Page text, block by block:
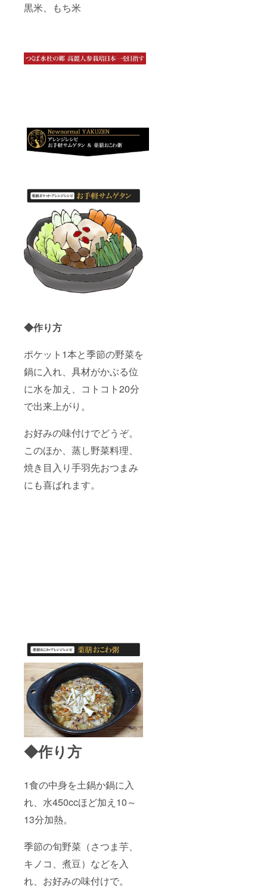
黒米、もち米
◆作り方
ポケット1本と季節の野菜を
鍋に入れ、具材がかぶる位
に水を加え、コトコト20分
で出来上がり。
お好みの味付けでどうぞ。
このほか、蒸し野菜料理、
焼き目入り手羽先おつまみ
にも喜ばれます。
◆作り方
1食の中身を土鍋か鍋に入
れ、水450ccほど加え10～
13分加熱。
季節の旬野菜（さつま芋、
キノコ、煮豆）などを入
れ、お好みの味付けで。